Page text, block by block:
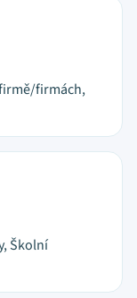
firmách,
Školní